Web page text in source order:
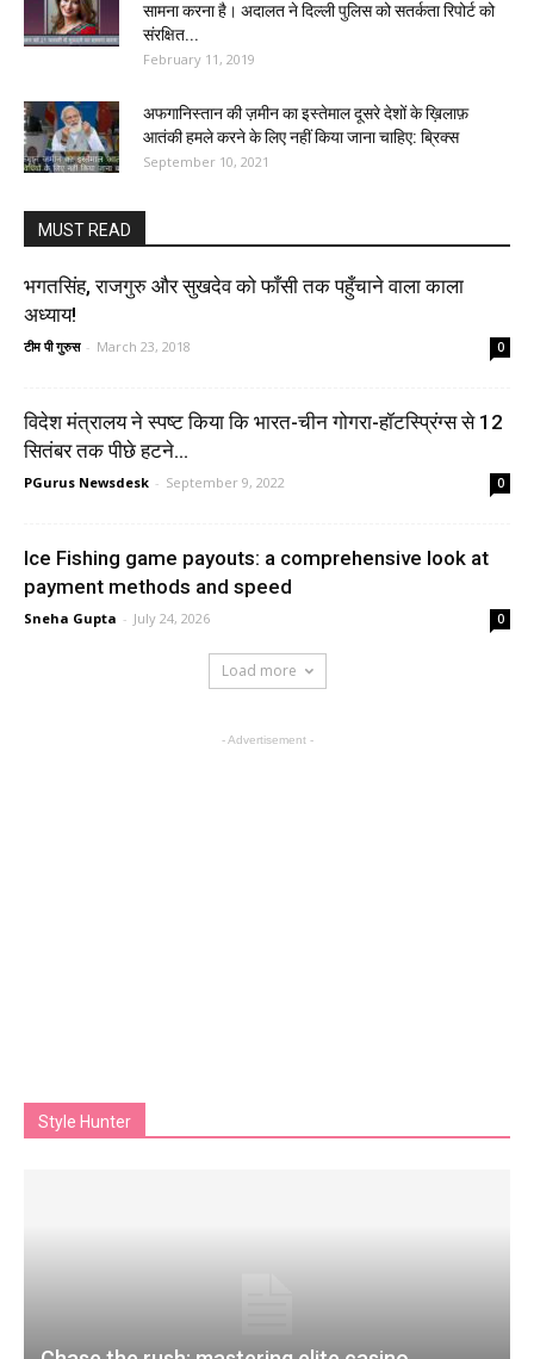
सामना करना है। अदालत ने दिल्ली पुलिस को सतर्कता रिपोर्ट को
संरक्षित...
February 11, 2019
अफगानिस्तान की ज़मीन का इस्तेमाल दूसरे देशों के ख़िलाफ़
आतंकी हमले करने के लिए नहीं किया जाना चाहिए: ब्रिक्स
September 10, 2021
MUST READ
भगतसिंह, राजगुरु और सुखदेव को फाँसी तक पहुँचाने वाला काला
अध्याय!
टीम पी गुरुस - March 23, 2018 0
विदेश मंत्रालय ने स्पष्ट किया कि भारत-चीन गोगरा-हॉटस्प्रिंग्स से 12
सितंबर तक पीछे हटने...
PGurus Newsdesk - September 9, 2022 0
Ice Fishing game payouts: a comprehensive look at
payment methods and speed
Sneha Gupta - July 24, 2026 0
Load more
- Advertisement -
Style Hunter